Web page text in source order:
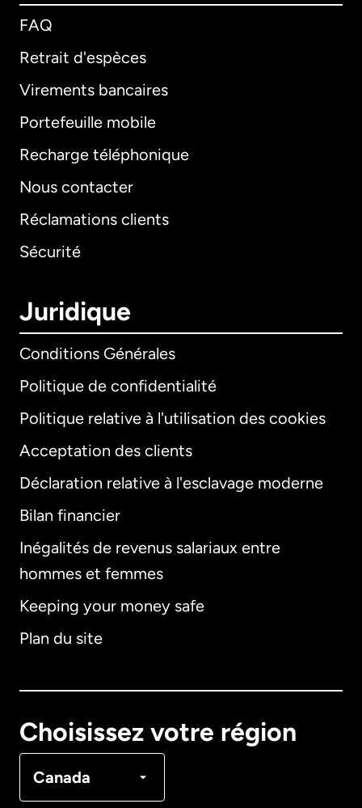
FAQ
Retrait d'espèces
Virements bancaires
Portefeuille mobile
Recharge téléphonique
Nous contacter
Réclamations clients
Sécurité
Juridique
Conditions Générales
Politique de confidentialité
Politique relative à l'utilisation des cookies
Acceptation des clients
Déclaration relative à l'esclavage moderne
Bilan financier
Inégalités de revenus salariaux entre
hommes et femmes
Keeping your money safe
Plan du site
Choisissez votre région
Canada
International
Allemagne
Français